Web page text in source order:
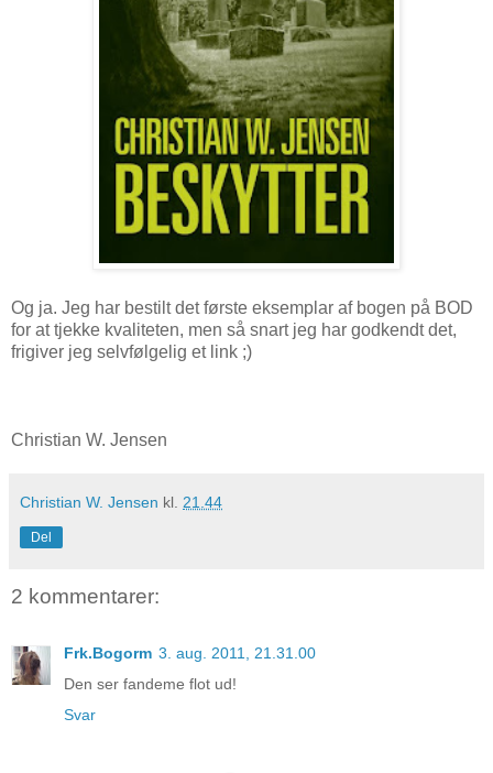
Og ja. Jeg har bestilt det første eksemplar af bogen på BOD
for at tjekke kvaliteten, men så snart jeg har godkendt det,
frigiver jeg selvfølgelig et link ;)
Christian W. Jensen
Christian W. Jensen kl. 21.44
Del
2 kommentarer:
Frk.Bogorm 3. aug. 2011, 21.31.00
Den ser fandeme flot ud!
Svar